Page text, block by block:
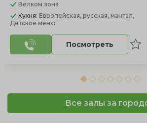
Велком зона
Кухня: Европейская, русская, мангал,
Детское меню
Посмотреть
Все залы за